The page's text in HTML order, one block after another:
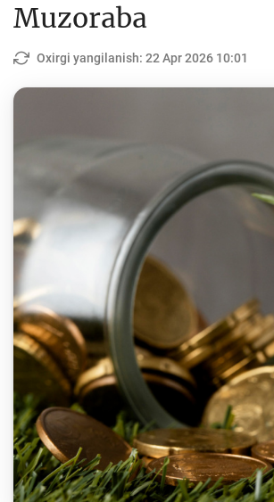
Pul
Moliya bozori
Bank xizmatlari
iste'molchilari
huquqlari
Muzoraba
Oxirgi yangilanish: 22 Apr 2026 10:01